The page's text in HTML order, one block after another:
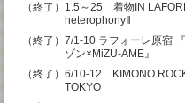
（終了）1.5～25 着物IN
heterophonyⅡ
（終了）7/1-10 ラフォーレ原宿
ゾン×MiZU-AME』
（終了）6/10-12 KIMONO
TOKYO